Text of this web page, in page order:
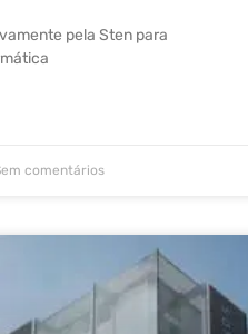
pela Sten para
comentários